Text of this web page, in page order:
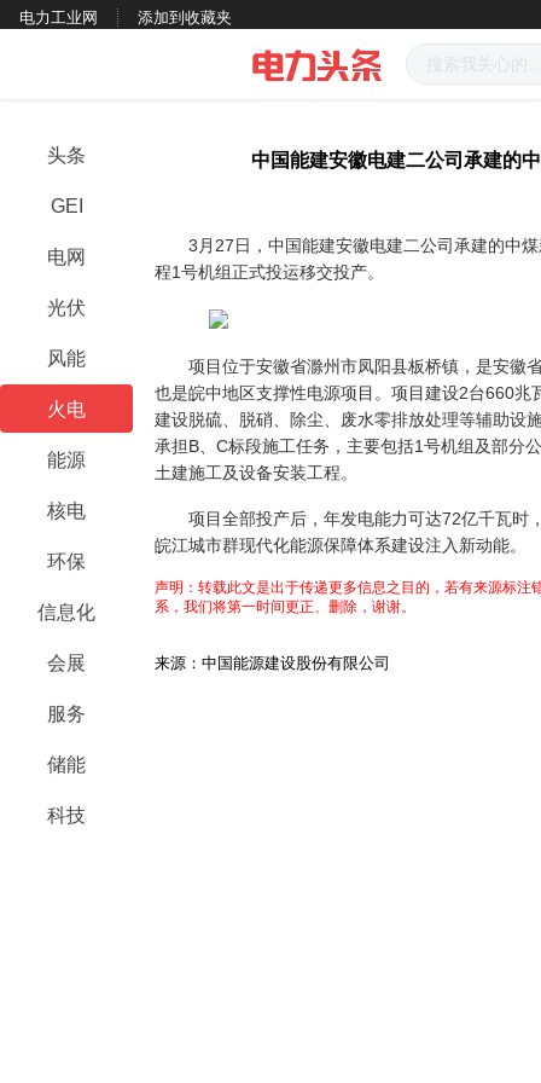
电力工业网 添加到收藏夹
头条
GEI
电网
光伏
风能
火电
能源
核电
环保
信息化
会展
服务
储能
科技
中国能建安徽电建二公司承建的
3月27日，中国能建安徽电建二公司承建的中煤
程1号机组正式投运移交投产。
项目位于安徽省滁州市凤阳县板桥镇，是安徽
也是皖中地区支撑性电源项目。项目建设2台660
建设脱硫、脱硝、除尘、废水零排放处理等辅助设
承担B、C标段施工任务，主要包括1号机组及部分
土建施工及设备安装工程。
项目全部投产后，年发电能力可达72亿千瓦时
皖江城市群现代化能源保障体系建设注入新动能。
声明：转载此文是出于传递更多信息之目的，若有来源标
系，我们将第一时间更正、删除，谢谢。
来源：中国能源建设股份有限公司